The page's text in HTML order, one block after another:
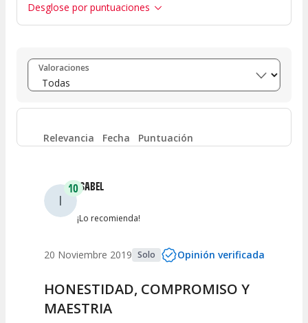
Desglose por puntuaciones
Entre 8 y 10 (84)
Entre 6 y 8 (3)
Entre 4 y 6 2
Entre 0 y 2
Valoraciones
Relevancia Fecha Puntuación
I
10ISABEL
¡Lo recomienda!
20 Noviembre 2019 Solo Opinión verificada
HONESTIDAD, COMPROMISO Y
MAESTRIA